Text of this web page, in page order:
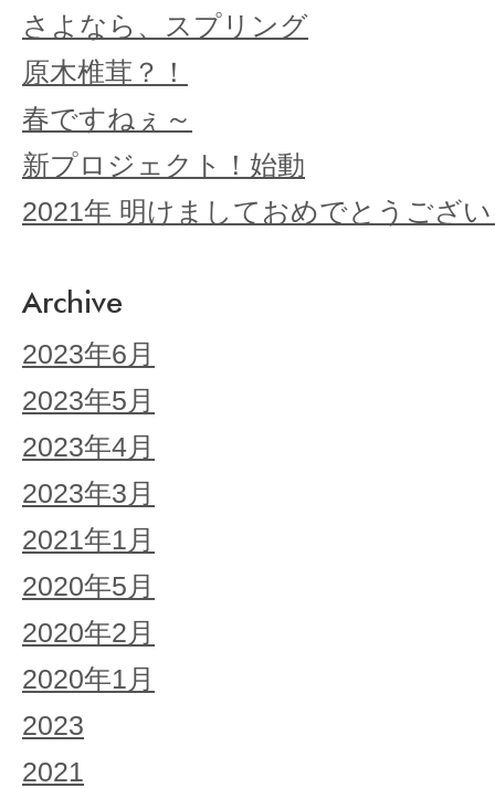
さよなら、スプリング
原木椎茸？！
春ですねぇ～
新プロジェクト！始動
2021年 明けましておめでとうござ
Archive
2023年6月
2023年5月
2023年4月
2023年3月
2021年1月
2020年5月
2020年2月
2020年1月
2023
2021